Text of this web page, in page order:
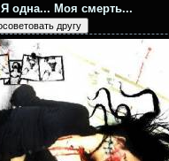
Я одна... Моя смерть...